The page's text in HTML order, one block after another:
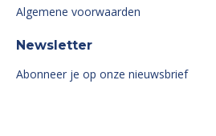
Algemene voorwaarden
Newsletter
Abonneer je op onze nieuwsbrief